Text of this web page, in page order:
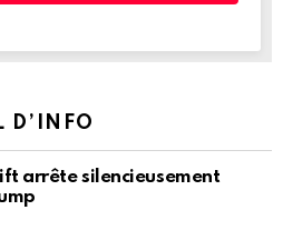
D’INFO
arrête silencieusement